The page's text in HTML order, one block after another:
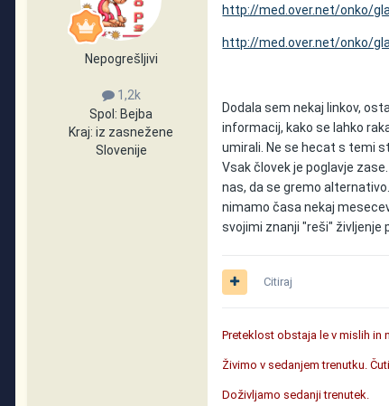
Nepogrešljivi
1,2k
Spol: Bejba
Kraj: iz zasnežene
Slovenije
http://med.over.net/onko/
http://med.over.net/onko/
Dodala sem nekaj linkov,
informacij, kako se lahko
umirali. Ne se hecat s temi
Vsak človek je poglavje
nas, da se gremo
nimamo časa nekaj
svojimi znanji "reši" življenje
Citiraj
Preteklost obstaja le v mislih in
Živimo v sedanjem trenutku.
Doživljamo sedanji trenutek.